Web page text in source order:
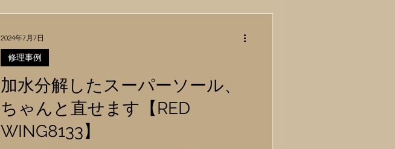
加水分解したスーパーソール、
ちゃんと直せます【RED
WING8133】
修理事例
2024年7月7日